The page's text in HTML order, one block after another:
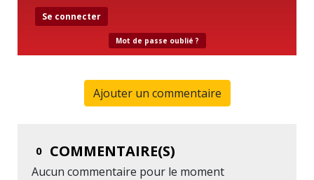
Se connecter
Mot de passe oublié ?
Ajouter un commentaire
0 COMMENTAIRE(S)
Aucun commentaire pour le moment